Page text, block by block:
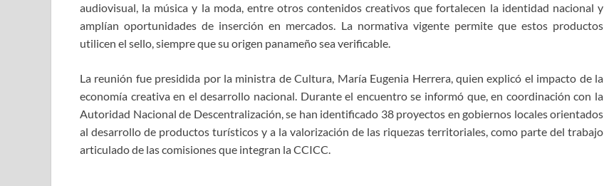
audiovisual, la música y la moda, entre otros contenidos creativos que fortalecen la identidad nacional y
amplían oportunidades de inserción en mercados. La normativa vigente permite que estos productos
utilicen el sello, siempre que su origen panameño sea verificable.
La reunión fue presidida por la ministra de Cultura, María Eugenia Herrera, quien explicó el impacto de la
economía creativa en el desarrollo nacional. Durante el encuentro se informó que, en coordinación con la
Autoridad Nacional de Descentralización, se han identificado 38 proyectos en gobiernos locales orientados
al desarrollo de productos turísticos y a la valorización de las riquezas territoriales, como parte del trabajo
articulado de las comisiones que integran la CCICC.